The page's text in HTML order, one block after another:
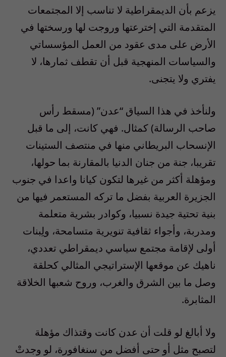
يزعم بأن الديمقراطية لا تناسب إلا المجتمعات
المتقدمة التي إخترعتها وروجت لها ورسختها في
الأرض على مدى عقود من العمل المؤسساتي
والسياسات المنهجية قبل أن تقطف ثمارها، لا
يفتري ولا يتجنى.
ولنأخذ في هذا السياق “عدن” (مسقط رأس
صاحب الرسالة) كمثال. فهي كانت، إلى ما قبل
الإنسحاب البريطاني منها في منتصف الستينات
تقريبا، جنة من جنان الدنيا بالمقارنة بما حولها،
ومؤهلة أكثر من غيرها لتكون كيانا واعدا في جنوب
الجزيرة العربية بفضل ما تركه المستعمر فيها من
بنية تحتية جيدة نسبيا، وكوادر بشرية متعلمة
ومدربة، وأجواء ثقافية تنويرية متسامحة، ولِبنات
أولى لإقامة مجتمع سياسي ديمقراطي تعددي،
ناهيك عن موقعها الإستراتيجي المثالي كحلقة
وصل ما بين الشرق والغرب، وروح شعبها الخلاقة
المثابرة.
ولا أبالغ لو قلت أن عدن كانت وقتذاك مؤهلة
لتصبح مثل أو حتى أفضل من سنغافورة، لو وجدتْ